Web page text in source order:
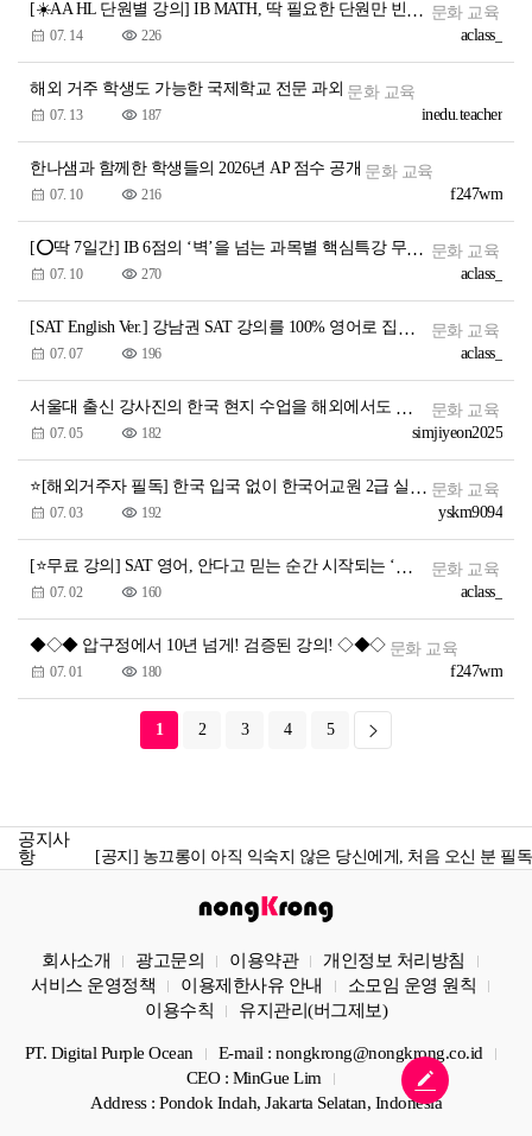
[☀️AA HL 단원별 강의] IB MATH, 딱 필요한 단원만 빈틈없이! 문화 교육
aclass_
07. 14 226
해외 거주 학생도 가능한 국제학교 전문 과외 문화 교육
inedu.teacher
07. 13 187
한나샘과 함께한 학생들의 2026년 AP 점수 공개 문화 교육
f247wm
07. 10 216
[⭕딱 7일간] IB 6점의 ‘벽’을 넘는 과목별 핵심특강 무료 공개! 문화 교육
aclass_
07. 10 270
[SAT English Ver.] 강남권 SAT 강의를 100% 영어로 집에서 듣는다고?
문화 교육
aclass_
07. 07 196
서울대 출신 강사진의 한국 현지 수업을 해외에서도 실시간으로!
문화 교육
simjiyeon2025
07. 05 182
⭐[해외거주자 필독] 한국 입국 없이 한국어교원 2급 실습 가능한 마지막 반입니다 문화 교육
yskm9094
07. 03 192
[⭐무료 강의] SAT 영어, 안다고 믿는 순간 시작되는 ‘진짜 함정’의 해답 공개
문화 교육
aclass_
07. 02 160
◆◇◆ 압구정에서 10년 넘게! 검증된 강의! ◇◆◇ 문화 교육
f247wm
07. 01 180
1 2 3 4 5
공지사
항
[공지] 농끄롱 소모임 당주 모집_ 농끄롱 당주가 되어보세요!
[공지] ​농끄롱이 아직 익숙지 않은 당신에게, 처음 오신 분 필
[공지] 게시글 3개국어 지원 시작
회사소개 광고문의 이용약관
개인정보 처리방침
서비스 운영정책
이용제한사유 안내
소모임 운영 원칙
이용수칙
유지관리(버그제보)
PT. Digital Purple Ocean
E-mail : nongkrong@nongkrong.co.id
CEO : MinGue Lim
Address : Pondok Indah, Jakarta Selatan, Indonesia